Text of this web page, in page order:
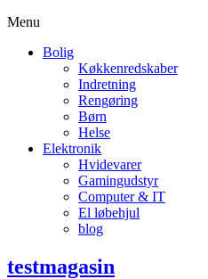
Menu
Bolig
Køkkenredskaber
Indretning
Rengøring
Børn
Helse
Elektronik
Hvidevarer
Gamingudstyr
Computer & IT
El løbehjul
blog
testmagasin